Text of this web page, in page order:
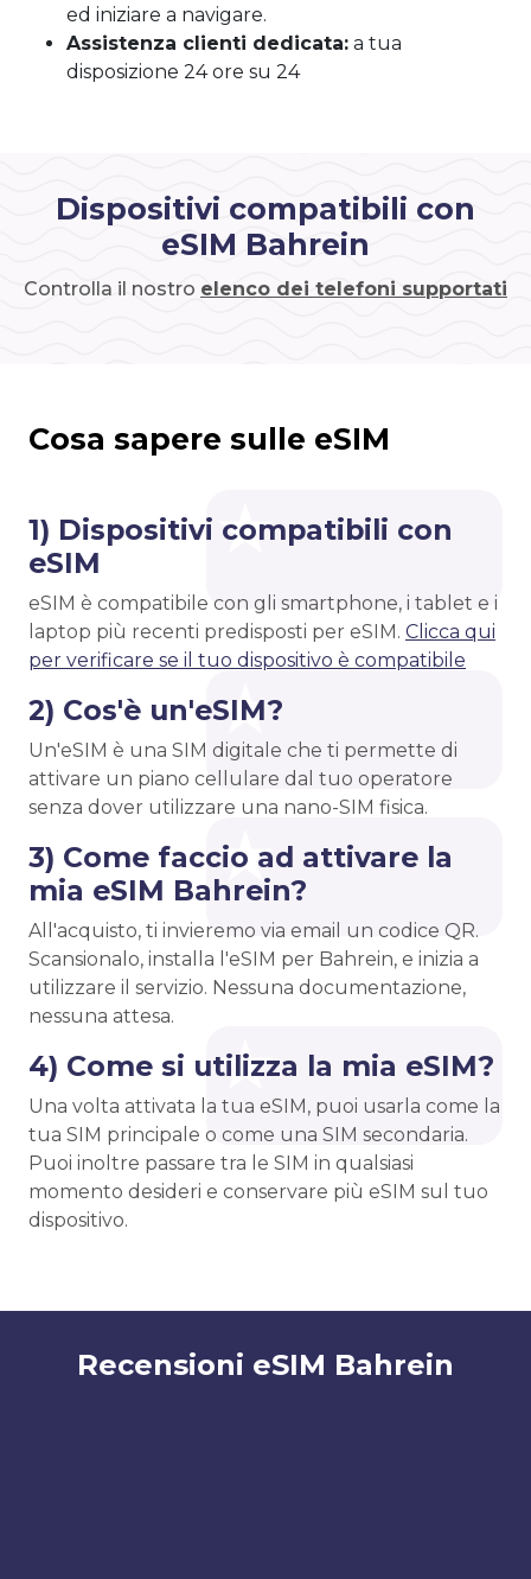
ed iniziare a navigare.
Assistenza clienti dedicata: a tua
disposizione 24 ore su 24
Dispositivi compatibili con
eSIM Bahrein
Controlla il nostro elenco dei telefoni supportati
Cosa sapere sulle eSIM
1) Dispositivi compatibili con
eSIM
eSIM è compatibile con gli smartphone, i tablet e i
laptop più recenti predisposti per eSIM. Clicca qui
per verificare se il tuo dispositivo è compatibile
2) Cos'è un'eSIM?
Un'eSIM è una SIM digitale che ti permette di
attivare un piano cellulare dal tuo operatore
senza dover utilizzare una nano-SIM fisica.
3) Come faccio ad attivare la
mia eSIM Bahrein?
All'acquisto, ti invieremo via email un codice QR.
Scansionalo, installa l'eSIM per Bahrein, e inizia a
utilizzare il servizio. Nessuna documentazione,
nessuna attesa.
4) Come si utilizza la mia eSIM?
Una volta attivata la tua eSIM, puoi usarla come la
tua SIM principale o come una SIM secondaria.
Puoi inoltre passare tra le SIM in qualsiasi
momento desideri e conservare più eSIM sul tuo
dispositivo.
Recensioni eSIM Bahrein